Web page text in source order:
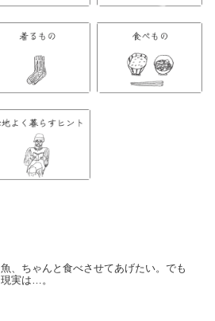
魚、ちゃんと食べさせてあげたい。でも
現実は…。